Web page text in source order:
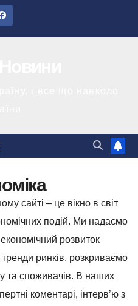
сайті – це вікно в світ
подій. Ми надаємо
розвиток
тренди ринків, розкриваємо
та споживачів. В наших
коментарі, інтерв’ю з